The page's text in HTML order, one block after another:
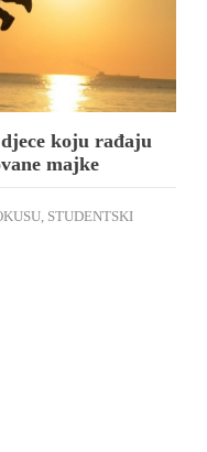
koju rađaju
majke
, STUDENTSKI